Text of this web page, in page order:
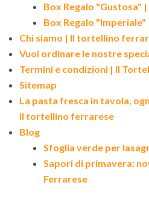
Box Regalo "Gustosa"
Box Regalo
Chi siamo | Il tortellino
Vuoi ordinare le nostre
Termini e condizioni | Il
Sitemap
La pasta fresca in tavola,
Il tortellino ferrarese
Blog
Sfoglia verde per
Sapori di primavera:
Ferrarese